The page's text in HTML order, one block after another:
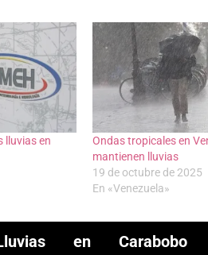
lluvias en
Ondas tropicales en
mantienen lluvias
19 de octubre de 2025
En «Venezuela»
en Carabobo